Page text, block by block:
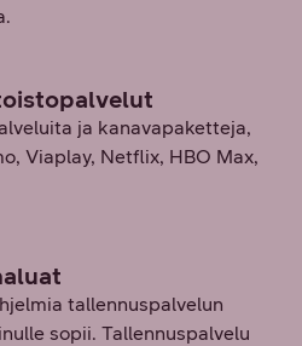
ja kanavapaketteja,
Viaplay, Netflix, HBO Max,
tallennuspalvelun
sopii. Tallennuspalvelu